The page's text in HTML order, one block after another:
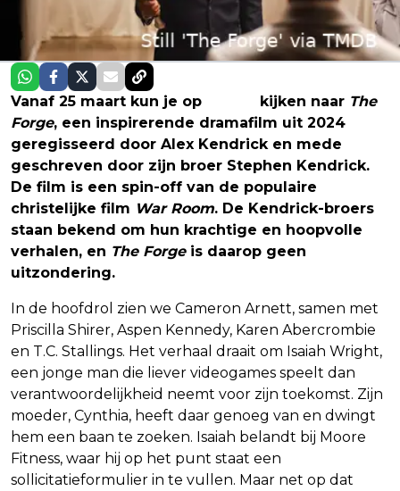
Vanaf 25 maart kun je op kijken naar The
Forge, een inspirerende dramafilm uit 2024
geregisseerd door Alex Kendrick en mede
geschreven door zijn broer Stephen Kendrick.
De film is een spin-off van de populaire
christelijke film War Room. De Kendrick-broers
staan bekend om hun krachtige en hoopvolle
verhalen, en The Forgeis daarop geen
uitzondering.
In de hoofdrol zien we Cameron Arnett, samen met
Priscilla Shirer, Aspen Kennedy, Karen Abercrombie
en T.C. Stallings. Het verhaal draait om Isaiah Wright,
een jonge man die liever videogames speelt dan
verantwoordelijkheid neemt voor zijn toekomst. Zijn
moeder, Cynthia, heeft daar genoeg van en dwingt
hem een baan te zoeken. Isaiah belandt bij Moore
Fitness, waar hij op het punt staat een
sollicitatieformulier in te vullen. Maar net op dat